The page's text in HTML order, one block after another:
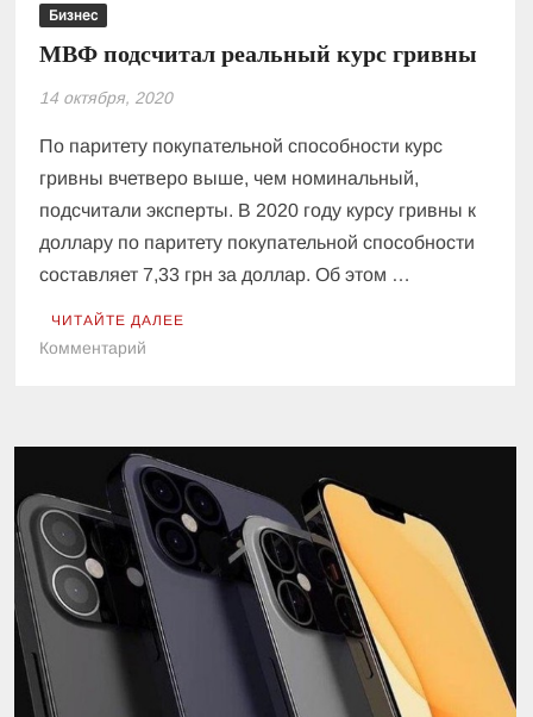
Бизнес
МВФ подсчитал реальный курс гривны
14 октября, 2020
По паритету покупательной способности курс
гривны вчетверо выше, чем номинальный,
подсчитали эксперты. В 2020 году курсу гривны к
доллару по паритету покупательной способности
составляет 7,33 грн за доллар. Об этом …
ЧИТАЙТЕ ДАЛЕЕ
Комментарий
курс
гривны